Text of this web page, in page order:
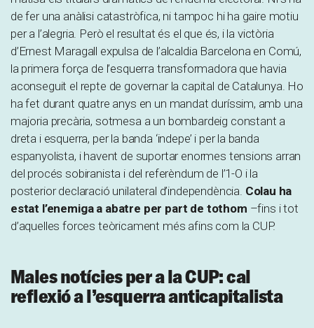
de fer una anàlisi catastròfica, ni tampoc hi ha gaire motiu
per a l’alegria. Però el resultat és el que és, i la victòria
d’Ernest Maragall expulsa de l’alcaldia Barcelona en Comú,
la primera força de l’esquerra transformadora que havia
aconseguit el repte de governar la capital de Catalunya. Ho
ha fet durant quatre anys en un mandat duríssim, amb una
majoria precària, sotmesa a un bombardeig constant a
dreta i esquerra, per la banda ‘indepe’ i per la banda
espanyolista, i havent de suportar enormes tensions arran
del procés sobiranista i del referèndum de l’1-O i la
posterior declaració unilateral d’independència. Colau ha
estat l’enemiga a abatre per part de tothom –fins i tot
d’aquelles forces teòricament més afins com la CUP.
Males notícies per a la CUP: cal
reflexió a l’esquerra anticapitalista